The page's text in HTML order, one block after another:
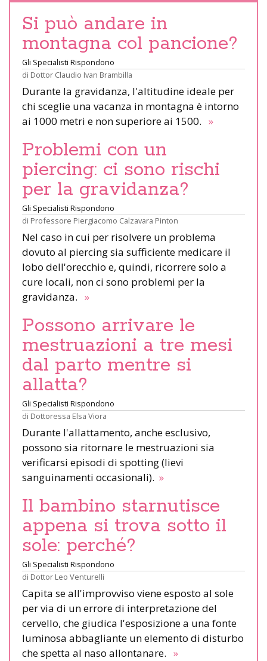
Si può andare in
montagna col pancione?
Gli Specialisti Rispondono
di Dottor Claudio Ivan Brambilla
Durante la gravidanza, l'altitudine ideale per
chi sceglie una vacanza in montagna è intorno
ai 1000 metri e non superiore ai 1500. »
Problemi con un
piercing: ci sono rischi
per la gravidanza?
Gli Specialisti Rispondono
di Professore Piergiacomo Calzavara Pinton
Nel caso in cui per risolvere un problema
dovuto al piercing sia sufficiente medicare il
lobo dell'orecchio e, quindi, ricorrere solo a
cure locali, non ci sono problemi per la
gravidanza. »
Possono arrivare le
mestruazioni a tre mesi
dal parto mentre si
allatta?
Gli Specialisti Rispondono
di Dottoressa Elsa Viora
Durante l'allattamento, anche esclusivo,
possono sia ritornare le mestruazioni sia
verificarsi episodi di spotting (lievi
sanguinamenti occasionali). »
Il bambino starnutisce
appena si trova sotto il
sole: perché?
Gli Specialisti Rispondono
di Dottor Leo Venturelli
Capita se all'improvviso viene esposto al sole
per via di un errore di interpretazione del
cervello, che giudica l'esposizione a una fonte
luminosa abbagliante un elemento di disturbo
che spetta al naso allontanare. »